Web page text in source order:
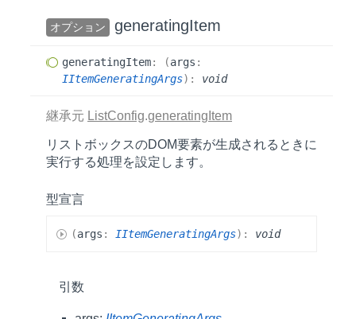
オプション generatingItem
generatingItem: (args :
IItemGeneratingArgs) : void
継承元 ListConfig.generatingItem
リストボックスのDOM要素が生成されるときに
実行する処理を設定します。
型宣言
(args : IItemGeneratingArgs) : void
引数